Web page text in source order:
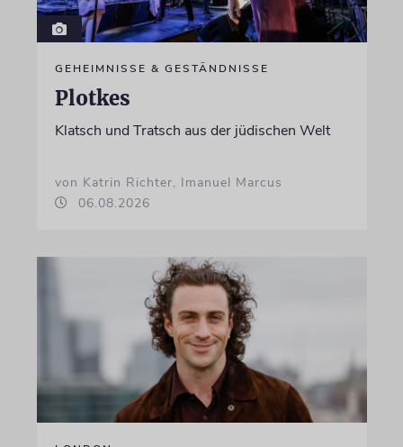
GEHEIMNISSE & GESTÄNDNISSE
Plotkes
Klatsch und Tratsch aus der jüdischen Welt
von Katrin Richter, Imanuel Marcus
06.08.2026